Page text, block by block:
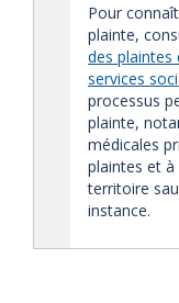
Pour
plainte,
des plaintes
services
processus
plainte,
médicales
plaintes et à
territoire
instance.